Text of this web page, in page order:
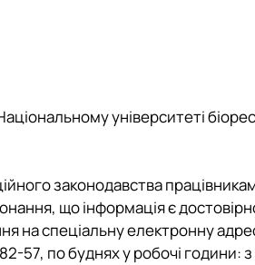
університеті
законодавства
що інформація є
на спеціальну електронну
по буднях у робочі години: